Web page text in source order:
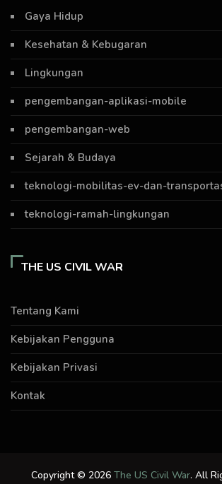
Gaya Hidup
Kesehatan & Kebugaran
Lingkungan
pengembangan-aplikasi-mobile
pengembangan-web
Sejarah & Budaya
teknologi-mobilitas-ev-dan-
teknologi-ramah-lingkungan
THE US CIVIL WAR
Tentang Kami
Kebijakan Pengguna
Kebijakan Privasi
Kontak
Copyright © 2026 The US Civil War. All